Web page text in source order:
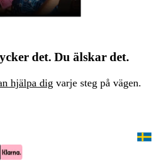
det. Du älskar det.
hjälpa dig varje steg på vägen.